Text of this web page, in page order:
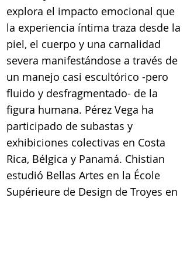
explora el impacto emocional que
la experiencia íntima traza desde la
piel, el cuerpo y una carnalidad
severa manifestándose a través de
un manejo casi escultórico -pero
fluido y desfragmentado- de la
figura humana. Pérez Vega ha
participado de subastas y
exhibiciones colectivas en Costa
Rica, Bélgica y Panamá. Chistian
estudió Bellas Artes en la École
Supérieure de Design de Troyes en